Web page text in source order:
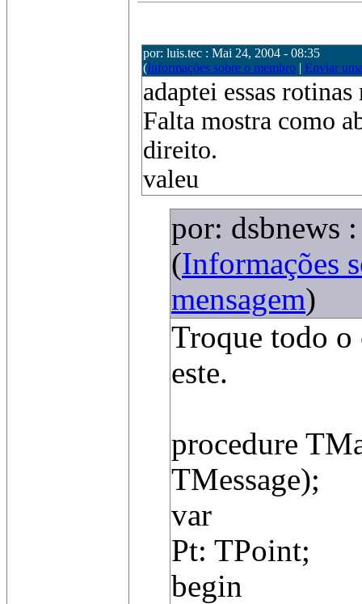
por: luis.tec : Mai 24, 2004 - 08:35
(Informações sobre o membro| Enviar
adaptei essas
Falta mostra como
direito.
valeu
por: dsbnews
(Informações
mensagem)
Troque todo o
este.
procedure
TMessage);
var
Pt: TPoint;
begin